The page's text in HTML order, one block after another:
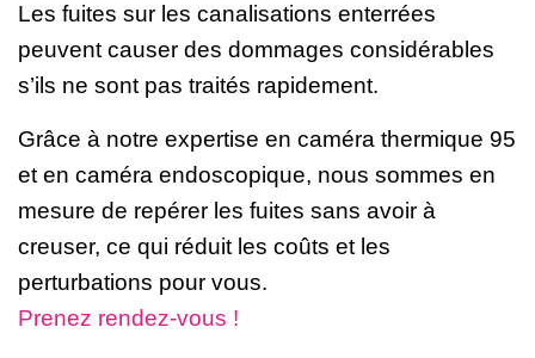
Les fuites sur les canalisations enterrées
peuvent causer des dommages considérables
s’ils ne sont pas traités rapidement.
Grâce à notre expertise en caméra thermique 95
et en caméra endoscopique, nous sommes en
mesure de repérer les fuites sans avoir à
creuser, ce qui réduit les coûts et les
perturbations pour vous.
Prenez rendez-vous !